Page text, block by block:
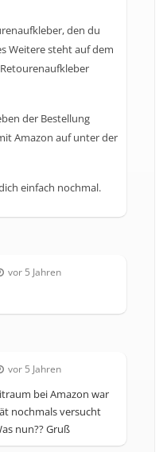
den du
Weitere steht auf dem
der Bestellung
Amazon auf unter der
einfach nochmal.
vor 5 Jahren
vor 5 Jahren
bei Amazon war
nochmals versucht
nun?? Gruß